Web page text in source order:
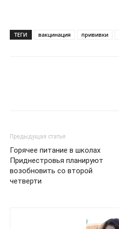
ТЕГИ вакцинация прививки
Предыдущая статья
Горячее питание в школах
Приднестровья планируют
возобновить со второй
четверти